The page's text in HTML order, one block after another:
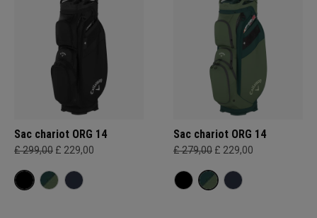
Sac chariot ORG 14
£ 299,00 £ 229,00
Sac chariot ORG 14
£ 279,00 £ 229,00